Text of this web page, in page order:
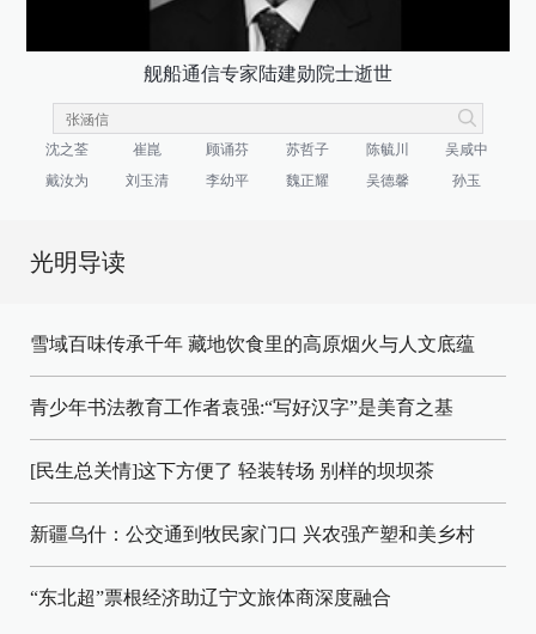
舰船通信专家陆建勋院士逝世
沈之荃 崔崑 顾诵芬 苏哲子 陈毓川
吴咸中
戴汝为
刘玉清 李幼平 魏正耀 吴德馨 孙玉
光明导读
雪域百味传承千年 藏地饮食里的高原烟火与人文底蕴
青少年书法教育工作者袁强:“写好汉字”是美育之基
[民生总关情]这下方便了 轻装转场 别样的坝坝茶
新疆乌什：公交通到牧民家门口 兴农强产塑和美乡村
“东北超”票根经济助辽宁文旅体商深度融合